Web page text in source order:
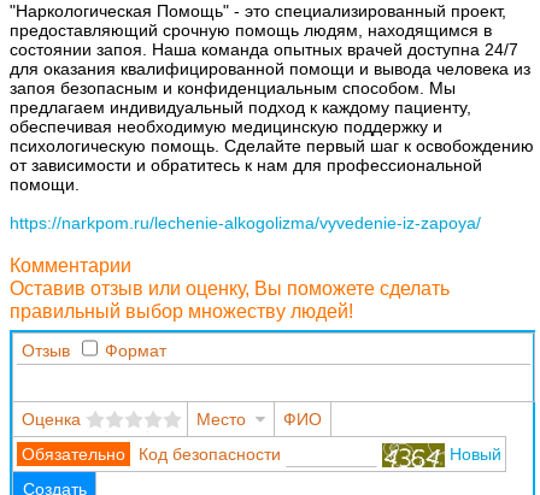
"Наркологическая Помощь" - это специализированный проект,
предоставляющий срочную помощь людям, находящимся в
состоянии запоя. Наша команда опытных врачей доступна 24/7
для оказания квалифицированной помощи и вывода человека из
запоя безопасным и конфиденциальным способом. Мы
предлагаем индивидуальный подход к каждому пациенту,
обеспечивая необходимую медицинскую поддержку и
психологическую помощь. Сделайте первый шаг к освобождению
от зависимости и обратитесь к нам для профессиональной
помощи.
https://narkpom.ru/lechenie-alkogolizma/vyvedenie-iz-zapoya/
Комментарии
Оставив отзыв или оценку, Вы поможете сделать
правильный выбор множеству людей!
Отзыв Формат
Оценка Место
ФИО
Код безопасности
Новый
Создать